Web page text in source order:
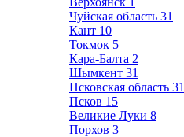
Чуйская область 31
Кант 10
Токмок 5
Кара-Балта 2
Шымкент 31
Псковская область 31
Псков 15
Великие Луки 8
Порхов 3